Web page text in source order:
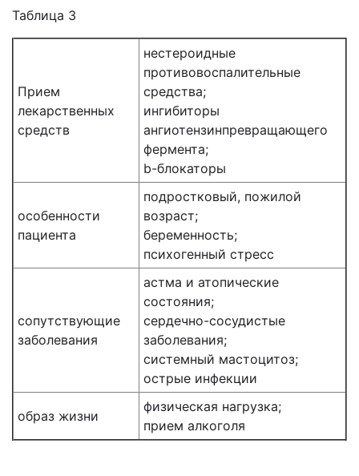
Таблица 3
Прием
лекарственных
средств
нестероидные
противовоспалительные
средства;
ингибиторы
ангиотензинпревращающего
фермента;
b-блокаторы
особенности
пациента
подростковый, пожилой
возраст;
беременность;
психогенный стресс
сопутствующие
заболевания
астма и атопические
состояния;
сердечно-сосудистые
заболевания;
системный мастоцитоз;
острые инфекции
образ жизни
физическая нагрузка;
прием алкоголя